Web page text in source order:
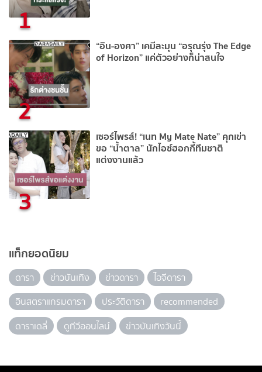
1
2
“อิน-องศา” เคมีละมุน “อรุณรุ่ง The Edge
of Horizon” แค่ตัวอย่างก็น่าสนใจ
3
เซอร์ไพรส์! “เนท My Mate Nate” คุกเข่า
ขอ “น้ำตาล” นักไอซ์ฮอกกี้ทีมชาติ
แต่งงานแล้ว
แท็กยอดนิยม
ดารา ข่าวบันเทิง ข่าวดารา
ไอจีดารา
อินสตราแกรมดารา
ประวัติดารา
recommended
ดาราเดลี่
ดูทีวีออนไลน์ ข่าวบันเทิงวันนี้